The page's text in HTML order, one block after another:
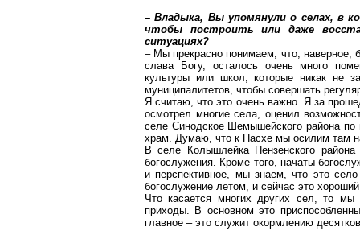
– Владыка, Вы упомянули о селах, в
чтобы построить или даже
ситуациях?
– Мы прекрасно понимаем, что, наверное,
слава Богу, осталось очень много
культуры или школ, которые никак не
муниципалитетов, чтобы совершать
Я считаю, что это очень важно. Я за
осмотрел многие села, оценил
селе Синодское Шемышейского района по
храм. Думаю, что к Пасхе мы осилим там
В селе
КолышлейкаПензенского
богослужения. Кроме того, начаты
и перспективное, мы знаем, что это
богослужение летом, и сейчас это
Что касается многих других сел, то
приходы. В основном это
главное – это служит окормлению